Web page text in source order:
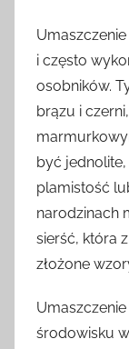
i często
osobników.
brązu i
być
plamistość
narodzinach
sierść, która
złożone
środowisku